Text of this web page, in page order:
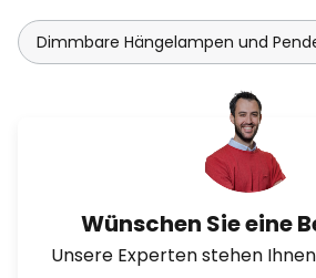
Dimmbare Hängelampen und
Wünschen Sie eine
Unsere Experten stehen